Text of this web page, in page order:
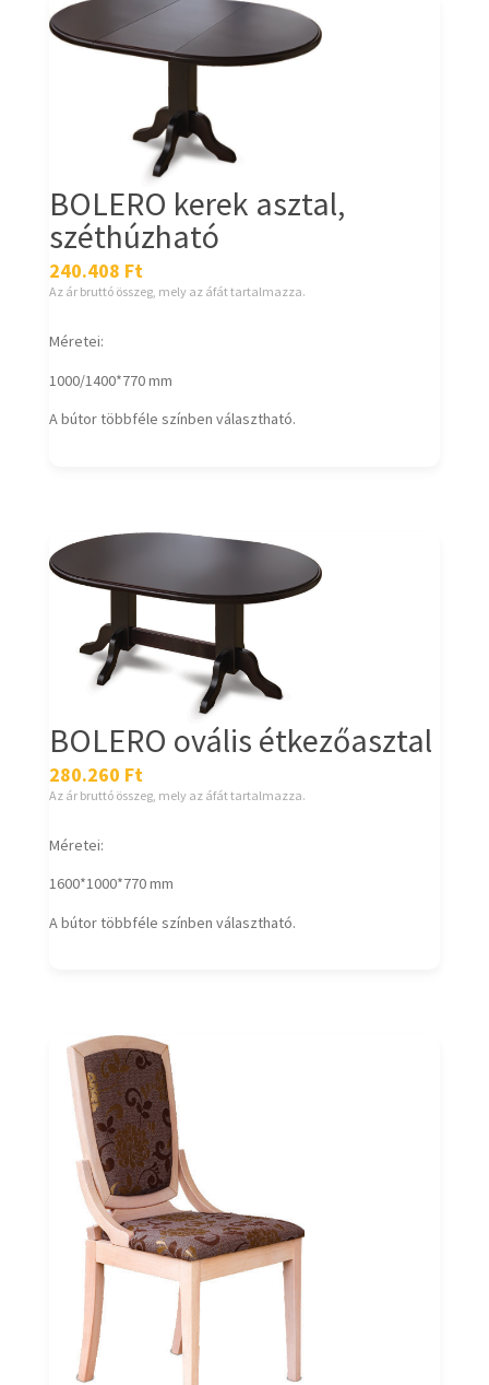
BOLERO kerek asztal,
széthúzható
240.408 Ft
Az ár bruttó összeg, mely az áfát tartalmazza.
Méretei:
1000/1400*770 mm
A bútor többféle színben választható.
BOLERO ovális étkezőasztal
280.260 Ft
Az ár bruttó összeg, mely az áfát tartalmazza.
Méretei:
1600*1000*770 mm
A bútor többféle színben választható.